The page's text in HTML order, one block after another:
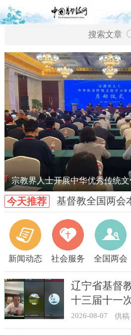
宗教界人士开展中华优秀传统
今天推荐 基督教全国两会
新闻动态 社会服务 全国两会
辽宁省基督
十三届十一
2026-08-07